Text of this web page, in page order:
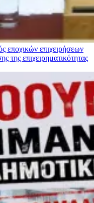
εποχικών επιχειρήσεων
της επιχειρηματικότητας